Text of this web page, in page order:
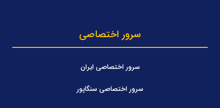
سرور اختصاصی
سرور اختصاصی ایران
سرور اختصاصی سنگاپور